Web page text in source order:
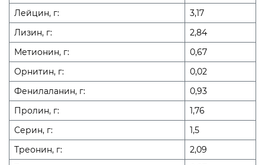
Лейцин, г:
3,17
Лизин, г:
2,84
Метионин, г:
0,67
Орнитин, г:
0,02
Фенилаланин, г:
0,93
Пролин, г:
1,76
Серин, г:
1,5
Треонин, г:
2,09